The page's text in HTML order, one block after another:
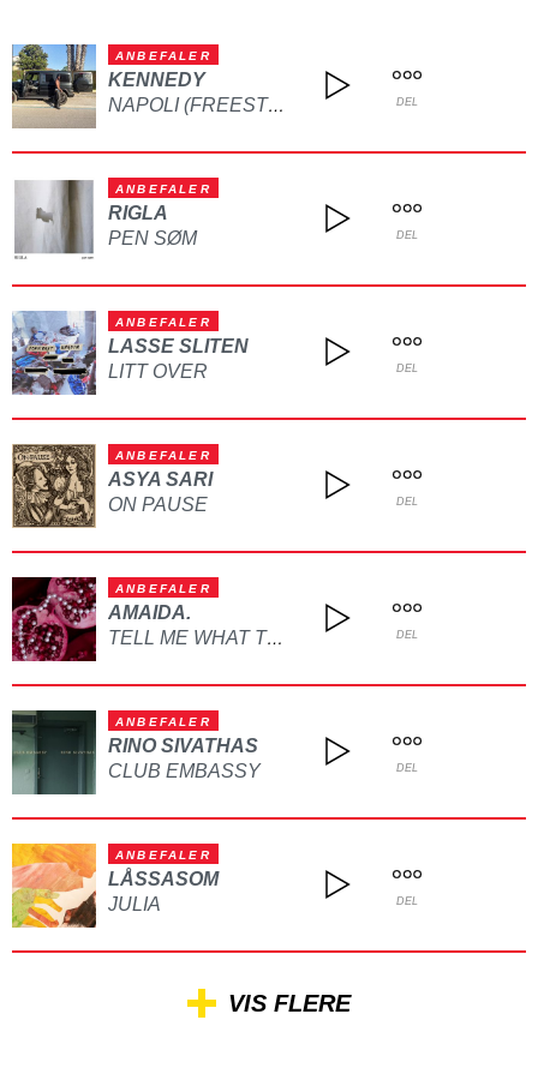
ANBEFALER
KENNEDY
NAPOLI (FREESTYLE) DEL
ANBEFALER
RIGLA
PEN SØM
DEL
ANBEFALER
LASSE SLITEN
LITT OVER
DEL
ANBEFALER
ASYA SARI
ON PAUSE
DEL
ANBEFALER
AMAIDA.
TELL ME WHAT TO DO DEL
ANBEFALER
RINO SIVATHAS
CLUB EMBASSY
DEL
ANBEFALER
LÅSSASOM
JULIA
DEL
VIS FLERE